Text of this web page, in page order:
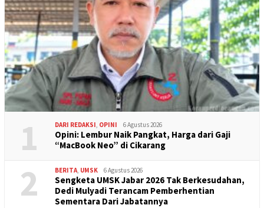
1 DARI REDAKSI, OPINI 6 Agustus 2026
Opini: Lembur Naik Pangkat, Harga dari Gaji
“MacBook Neo” di Cikarang
2 BERITA, UMSK 6 Agustus 2026
Sengketa UMSK Jabar 2026 Tak Berkesudahan,
Dedi Mulyadi Terancam Pemberhentian
Sementara Dari Jabatannya